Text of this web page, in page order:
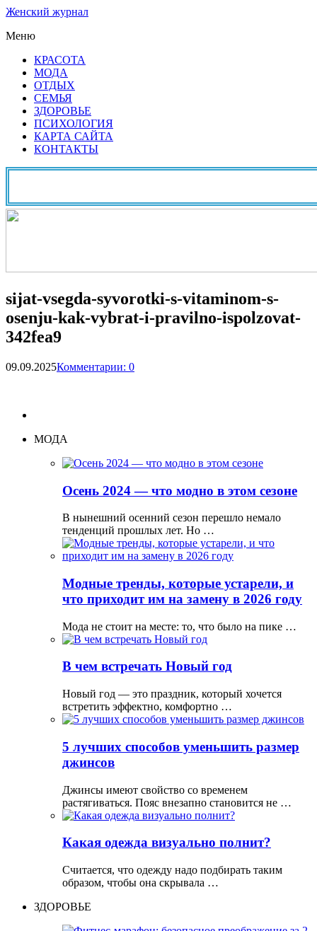
Женский журнал
Меню
КРАСОТА
МОДА
ОТДЫХ
СЕМЬЯ
ЗДОРОВЬЕ
ПСИХОЛОГИЯ
КАРТА САЙТА
КОНТАКТЫ
sijat-vsegda-syvorotki-s-vitaminom-s-
osenju-kak-vybrat-i-pravilno-ispolzovat-
342fea9
09.09.2025Комментарии: 0
МОДА
Осень 2024 — что модно в этом сезоне
В нынешний осенний сезон перешло немало
тенденций прошлых лет. Но …
Модные тренды, которые устарели, и
что приходит им на замену в 2026 году
Мода не стоит на месте: то, что было на пике …
В чем встречать Новый год
Новый год — это праздник, который хочется
встретить эффектно, комфортно …
5 лучших способов уменьшить размер
джинсов
Джинсы имеют свойство со временем
растягиваться. Пояс внезапно становится не …
Какая одежда визуально полнит?
Считается, что одежду надо подбирать таким
образом, чтобы она скрывала …
ЗДОРОВЬЕ